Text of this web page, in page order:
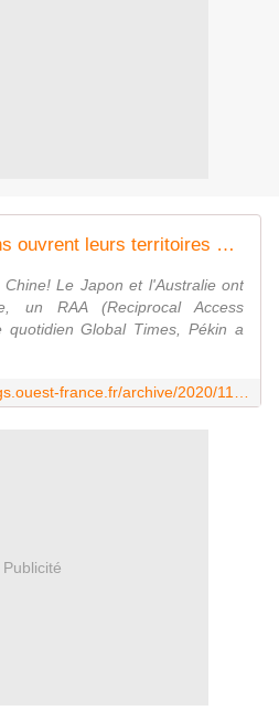
Japonais et Australiens ouvrent leurs territoires à leurs forces de défense respectives
Le Japon et l'Australie ont
un RAA (Reciprocal Access
quotidien Global Times, Pékin a
Publicité